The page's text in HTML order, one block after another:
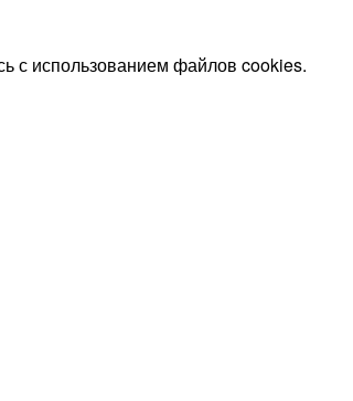
с использованием файлов cookies.